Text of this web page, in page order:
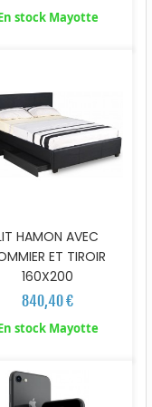
stock Mayotte
HAMON AVEC
ET TIROIR
160X200
840,40 €
stock Mayotte